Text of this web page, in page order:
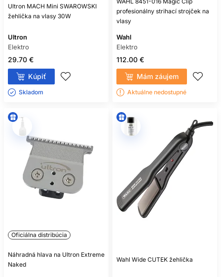
Ultron MACH Mini SWAROWSKI
žehlička na vlasy 30W
Ultron
Elektro
29.70 €
Kúpiť
Skladom ㅤ
profesionálny strihací strojček na
vlasy
Wahl
Elektro
112.00 €
Mám záujem
Aktuálne nedostupné
Oficiálna distribúcia
Náhradná hlava na Ultron Extreme
Naked
Wahl Wide CUTEK žehlička